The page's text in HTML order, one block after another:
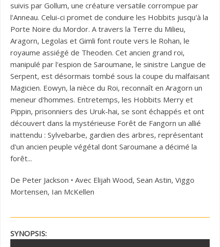
suivis par Gollum, une créature versatile corrompue par
l'Anneau. Celui-ci promet de conduire les Hobbits jusqu'à la
Porte Noire du Mordor. A travers la Terre du Milieu,
Aragorn, Legolas et Gimli font route vers le Rohan, le
royaume assiégé de Theoden. Cet ancien grand roi,
manipulé par l'espion de Saroumane, le sinistre Langue de
Serpent, est désormais tombé sous la coupe du malfaisant
Magicien. Eowyn, la nièce du Roi, reconnaît en Aragorn un
meneur d'hommes. Entretemps, les Hobbits Merry et
Pippin, prisonniers des Uruk-hai, se sont échappés et ont
découvert dans la mystérieuse Forêt de Fangorn un allié
inattendu : Sylvebarbe, gardien des arbres, représentant
d'un ancien peuple végétal dont Saroumane a décimé la
forêt...
De Peter Jackson • Avec Elijah Wood, Sean Astin, Viggo
Mortensen, Ian McKellen
SYNOPSIS: